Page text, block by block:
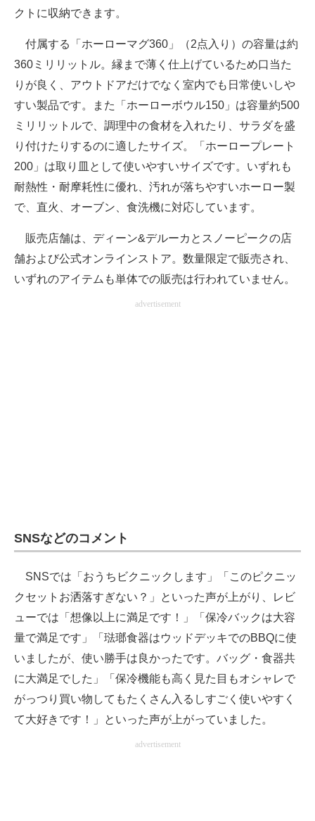
クトに収納できます。
付属する「ホーローマグ360」（2点入り）の容量は約
360ミリリットル。縁まで薄く仕上げているため口当た
りが良く、アウトドアだけでなく室内でも日常使いしや
すい製品です。また「ホーローボウル150」は容量約500
ミリリットルで、調理中の食材を入れたり、サラダを盛
り付けたりするのに適したサイズ。「ホーロープレート
200」は取り皿として使いやすいサイズです。いずれも
耐熱性・耐摩耗性に優れ、汚れが落ちやすいホーロー製
で、直火、オーブン、食洗機に対応しています。
販売店舗は、ディーン&デルーカとスノーピークの店
舗および公式オンラインストア。数量限定で販売され、
いずれのアイテムも単体での販売は行われていません。
advertisement
SNSなどのコメント
SNSでは「おうちビクニックします」「このピクニッ
クセットお洒落すぎない？」といった声が上がり、レビ
ューでは「想像以上に満足です！」「保冷バックは大容
量で満足です」「琺瑯食器はウッドデッキでのBBQに使
いましたが、使い勝手は良かったです。バッグ・食器共
に大満足でした」「保冷機能も高く見た目もオシャレで
がっつり買い物してもたくさん入るしすごく使いやすく
て大好きです！」といった声が上がっていました。
advertisement